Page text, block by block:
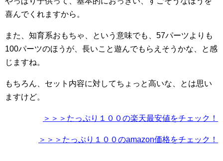
喜んでくれますから。
また、知育系おもちゃ、という意味でも、57パーツよりも
100パーツのほうが、長いこと遊んでもらえそうかな、と感
じますね。
もちろん、セット内容に対してちょっと高いな、とは思い
ますけど。
＞＞＞たっぷり１００の楽天最安値をチェック！
＞＞＞たっぷり１００のamazon価格をチェック！